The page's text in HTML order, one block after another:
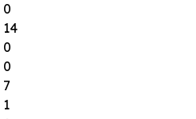
0
14
0
0
7
1